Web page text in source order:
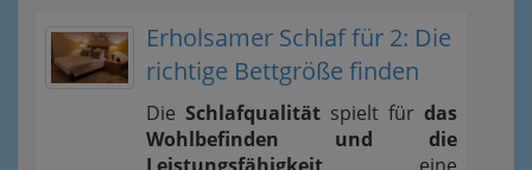
Erholsamer Schlaf für 2: Die
richtige Bettgröße finden
Die Schlafqualität spielt für das
Wohlbefinden und die